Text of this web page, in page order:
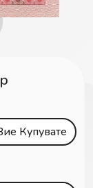
Купувате